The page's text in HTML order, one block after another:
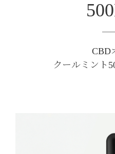
CBD
クールミント